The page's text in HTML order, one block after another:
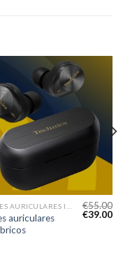
MEJORES AURICULARES INALAMBRICOS
auriculares
€55.00
€39.00